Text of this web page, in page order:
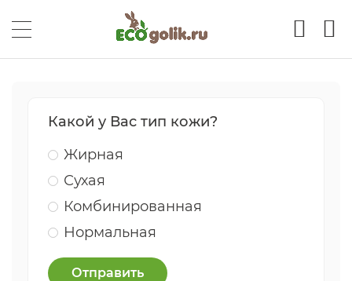
Какой у Вас тип кожи?
Жирная
Сухая
Комбинированная
Нормальная
Отправить